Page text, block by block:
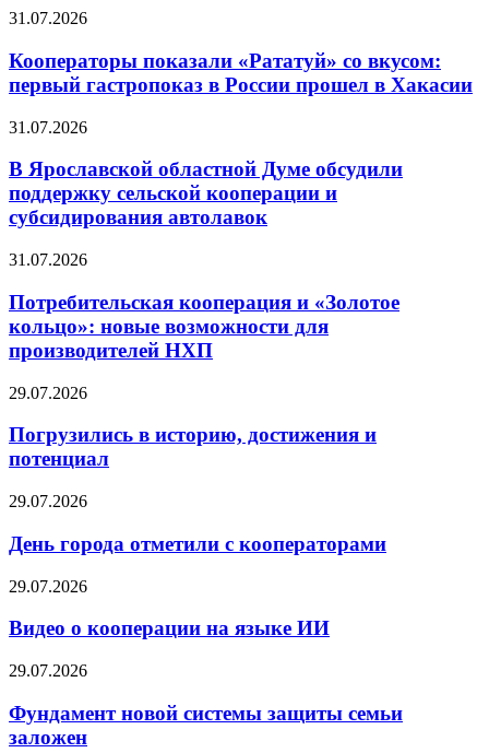
31.07.2026
Кооператоры показали «Рататуй» со вкусом:
первый гастропоказ в России прошел в Хакасии
31.07.2026
В Ярославской областной Думе обсудили
поддержку сельской кооперации и
субсидирования автолавок
31.07.2026
Потребительская кооперация и «Золотое
кольцо»: новые возможности для
производителей НХП
29.07.2026
Погрузились в историю, достижения и
потенциал
29.07.2026
День города отметили с кооператорами
29.07.2026
Видео о кооперации на языке ИИ
29.07.2026
Фундамент новой системы защиты семьи
заложен